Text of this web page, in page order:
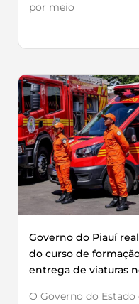
por meio
Governo do Piauí
do curso de
entrega de viaturas
O Governo do